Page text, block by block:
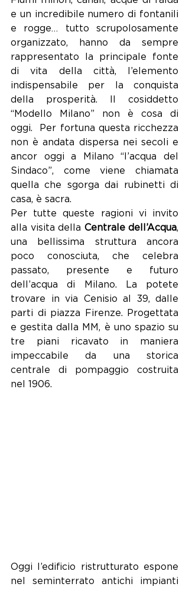
e un incredibile numero di fontanili
e rogge… tutto scrupolosamente
organizzato, hanno da sempre
rappresentato la principale fonte
di vita della città, l’elemento
indispensabile per la conquista
della prosperità. Il cosiddetto
“Modello Milano” non è cosa di
oggi.  Per fortuna questa ricchezza
non è andata dispersa nei secoli e
ancor oggi a Milano “l’acqua del
Sindaco”, come viene chiamata
quella che sgorga dai rubinetti di
casa, è sacra.
Per tutte queste ragioni vi invito
alla visita della Centrale dell’Acqua,
una bellissima struttura ancora
poco conosciuta, che celebra
passato, presente e futuro
dell’acqua di Milano. La potete
trovare in via Cenisio al 39, dalle
parti di piazza Firenze. Progettata
e gestita dalla MM, è uno spazio su
tre piani ricavato in maniera
impeccabile da una storica
centrale di pompaggio costruita
nel 1906.
Oggi l’edificio ristrutturato espone
nel seminterrato antichi impianti